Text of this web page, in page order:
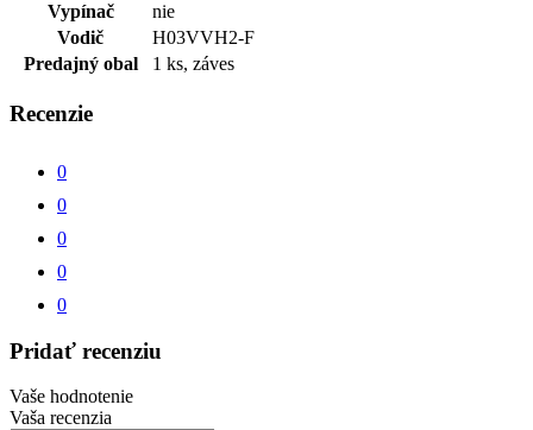
Vypínač
nie
Vodič
H03VVH2-F
Predajný obal
1 ks, záves
Recenzie
0
0
0
0
0
Pridať recenziu
Vaše hodnotenie
Vaša recenzia